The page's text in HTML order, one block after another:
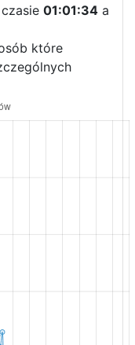
01:01:34 a
które